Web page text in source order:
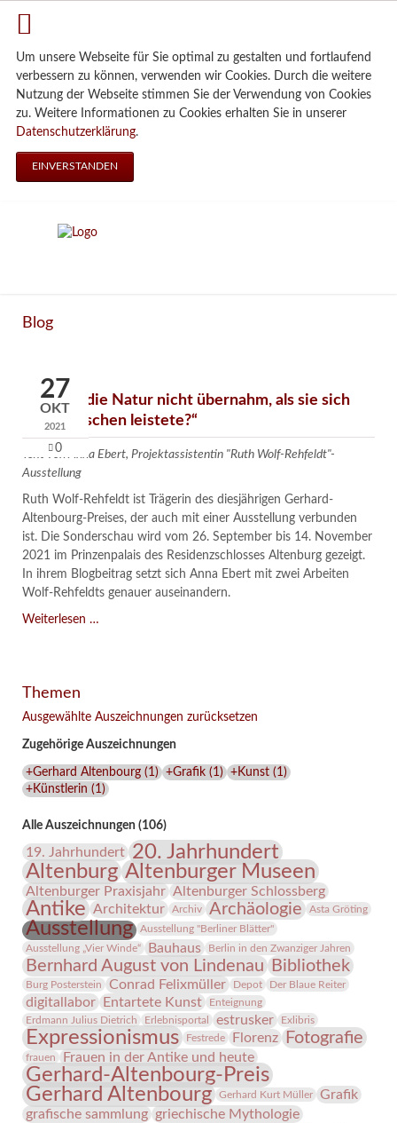
Um unsere Webseite für Sie optimal zu gestalten und fortlaufend
verbessern zu können, verwenden wir Cookies. Durch die weitere
Nutzung der Webseite stimmen Sie der Verwendung von Cookies
zu. Weitere Informationen zu Cookies erhalten Sie in unserer
Datenschutzerklärung.
EINVERSTANDEN
Blog
27
OKT
2021
0
„Ob sich die Natur nicht übernahm, als sie sich
den Menschen leistete?“
Text von Anna Ebert, Projektassistentin "Ruth Wolf-Rehfeldt"-
Ausstellung
Ruth Wolf-Rehfeldt ist Trägerin des diesjährigen Gerhard-
Altenbourg-Preises, der auch mit einer Ausstellung verbunden
ist. Die Sonderschau wird vom 26. September bis 14. November
2021 im Prinzenpalais des Residenzschlosses Altenburg gezeigt.
In ihrem Blogbeitrag setzt sich Anna Ebert mit zwei Arbeiten
Wolf-Rehfeldts genauer auseinandern.
Weiterlesen …
übernahm,
sie
sich
den
leistete?“
Themen
Ausgewählte Auszeichnungen zurücksetzen
Zugehörige Auszeichnungen
+Gerhard Altenbourg(1 ) +Grafik(1 ) +Kunst(1 )
+Künstlerin (1 )
Alle Auszeichnungen (106)
19. Jahrhundert 20. Jahrhundert
Altenburg Altenburger Museen
Altenburger Praxisjahr Altenburger Schlossberg
Antike Architektur Archiv Archäologie Asta Gröting
Ausstellung
Ausstellung "Berliner Blätter"
Ausstellung „Vier Winde“
Bauhaus Berlin in den Zwanziger Jahren
Bernhard August von Lindenau Bibliothek
Burg Posterstein Conrad Felixmüller Depot Der Blaue Reiter
digitallabor Entartete Kunst
Enteignung
Erdmann Julius Dietrich
Erlebnisportal estrusker Exlibris
Expressionismus Festrede Florenz Fotografie
frauen Frauen in der Antike und heute
Gerhard-Altenbourg-Preis
Gerhard Altenbourg
Gerhard Kurt Müller
Grafik
grafische sammlung griechische Mythologie